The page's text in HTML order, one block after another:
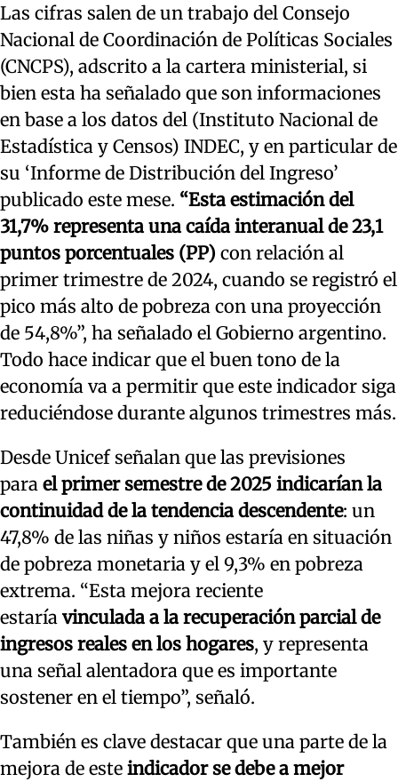
Las cifras salen de un trabajo del Consejo
Nacional de Coordinación de Políticas Sociales
(CNCPS), adscrito a la cartera ministerial, si
bien esta ha señalado que son informaciones
en base a los datos del (Instituto Nacional de
Estadística y Censos) INDEC, y en particular de
su ‘Informe de Distribución del Ingreso’
publicado este mese. “Esta estimación del
31,7% representa una caída interanual de 23,1
puntos porcentuales (PP) con relación al
primer trimestre de 2024, cuando se registró el
pico más alto de pobreza con una proyección
de 54,8%”, ha señalado el Gobierno argentino.
Todo hace indicar que el buen tono de la
economía va a permitir que este indicador siga
reduciéndose durante algunos trimestres más.
Desde Unicef señalan que las previsiones
para el primer semestre de 2025 indicarían la
continuidad de la tendencia descendente: un
47,8% de las niñas y niños estaría en situación
de pobreza monetaria y el 9,3% en pobreza
extrema. “Esta mejora reciente
estaría vinculada a la recuperación parcial de
ingresos reales en los hogares, y representa
una señal alentadora que es importante
sostener en el tiempo”, señaló.
También es clave destacar que una parte de la
mejora de este indicador se debe a mejor